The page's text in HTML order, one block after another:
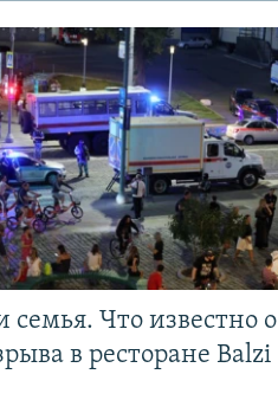
семья. Что известно о
в ресторане Balzi